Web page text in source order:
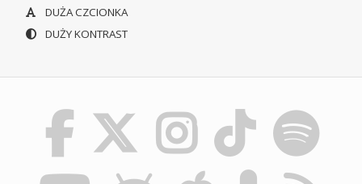
DUŻA CZCIONKA
DUŻY KONTRAST